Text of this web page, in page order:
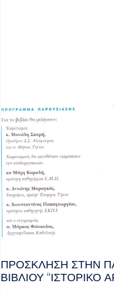
ΠΡΌΣΚΛΗΣΗ ΣΤΗΝ
ΒΙΒΛΊΟΥ “ΙΣΤΟΡΙΚΌ